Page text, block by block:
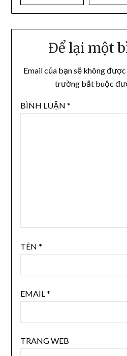
Để lại một
Email của bạn sẽ không
trường bắt buộc
BÌNH LUẬN *
TÊN *
EMAIL*
TRANG WEB